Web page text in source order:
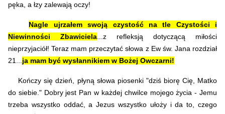
pęka, a łzy zalewają oczy!
Nagle ujrzałem swoją czystość na tle Czystości i
Niewinności Zbawiciela ...z refleksją dotyczącą miłości
nieprzyjaciół! Teraz mam przeczytać słowa z Ew św. Jana rozdział
21... ja mam być wysłannikiem w Bożej Owczarni!
Kończy się dzień, płyną słowa piosenki "dziś biorę Cię, Matko
do siebie." Dobry jest Pan w każdej chwilce mojego życia - Jemu
trzeba wszystko oddać, a Jezus wszystko ułoży i da to, czego